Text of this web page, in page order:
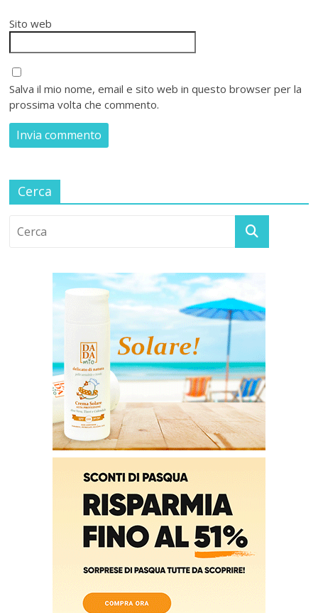
Sito web
Salva il mio nome, email e sito web in questo browser per la
prossima volta che commento.
Cerca